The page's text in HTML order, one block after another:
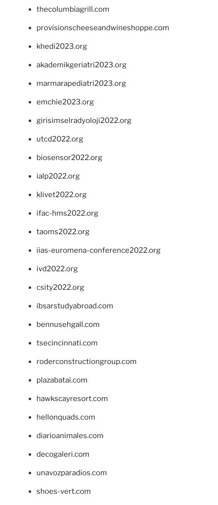
thecolumbiagrill.com
provisionscheeseandwineshoppe.com
khedi2023.org
akademikgeriatri2023.org
marmarapediatri2023.org
emchie2023.org
girisimselradyoloji2022.org
utcd2022.org
biosensor2022.org
ialp2022.org
klivet2022.org
ifac-hms2022.org
taoms2022.org
iias-euromena-conference2022.org
ivd2022.org
csity2022.org
ibsarstudyabroad.com
bennusehgall.com
tsecincinnati.com
roderconstructiongroup.com
plazabatai.com
hawkscayresort.com
hellonquads.com
diarioanimales.com
decogaleri.com
unavozparadios.com
shoes-vert.com